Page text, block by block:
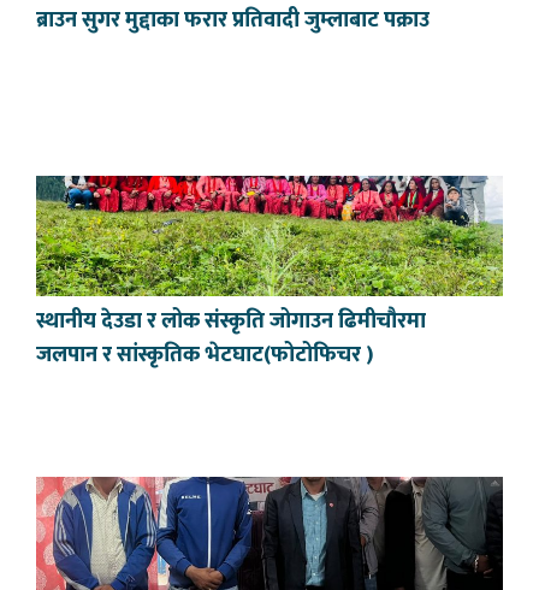
ब्राउन सुगर मुद्दाका फरार प्रतिवादी जुम्लाबाट पक्राउ
स्थानीय देउडा र लोक संस्कृति जोगाउन ढिमीचौरमा
जलपान र सांस्कृतिक भेटघाट(फोटोफिचर )